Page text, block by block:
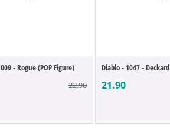
- Rogue (POP Figure)
22.90
Diablo - 1047 -
21.90